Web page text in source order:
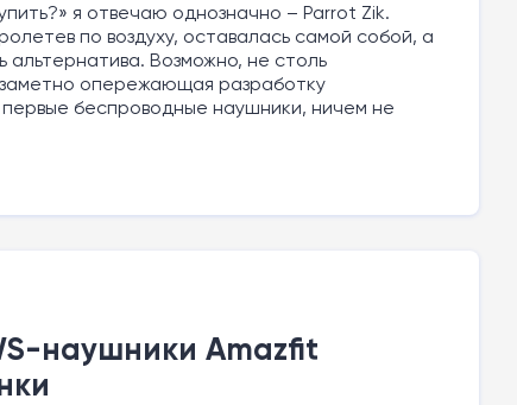
я отвечаю однозначно – Parrot Zik.
по воздуху, оставалась самой собой, а
Возможно, не столь
заметно опережающая разработку
беспроводные наушники, ничем не
наушники Amazfit